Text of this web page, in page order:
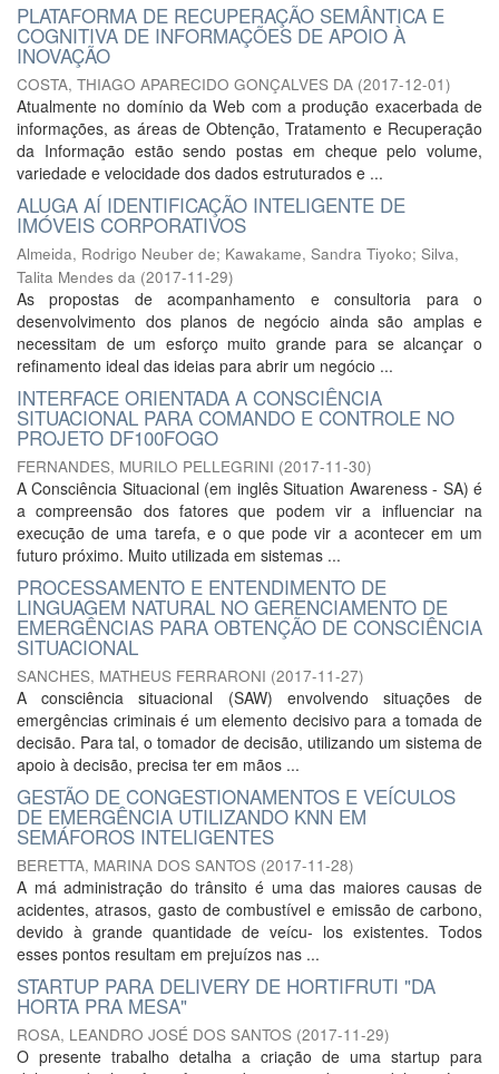
PLATAFORMA DE RECUPERAÇÃO SEMÂNTICA E
COGNITIVA DE INFORMAÇÕES DE APOIO À
INOVAÇÃO
COSTA, THIAGO APARECIDO GONÇALVES DA (2017-12-01)
Atualmente no domínio da Web com a produção exacerbada de
informações, as áreas de Obtenção, Tratamento e Recuperação
da Informação estão sendo postas em cheque pelo volume,
variedade e velocidade dos dados estruturados e ...
ALUGA AÍ IDENTIFICAÇÃO INTELIGENTE DE
IMÓVEIS CORPORATIVOS
Almeida, Rodrigo Neuber de; Kawakame, Sandra Tiyoko; Silva,
Talita Mendes da (2017-11-29)
As propostas de acompanhamento e consultoria para o
desenvolvimento dos planos de negócio ainda são amplas e
necessitam de um esforço muito grande para se alcançar o
refinamento ideal das ideias para abrir um negócio ...
INTERFACE ORIENTADA A CONSCIÊNCIA
SITUACIONAL PARA COMANDO E CONTROLE NO
PROJETO DF100FOGO
FERNANDES, MURILO PELLEGRINI (2017-11-30)
A Consciência Situacional (em inglês Situation Awareness - SA) é
a compreensão dos fatores que podem vir a influenciar na
execução de uma tarefa, e o que pode vir a acontecer em um
futuro próximo. Muito utilizada em sistemas ...
PROCESSAMENTO E ENTENDIMENTO DE
LINGUAGEM NATURAL NO GERENCIAMENTO DE
EMERGÊNCIAS PARA OBTENÇÃO DE CONSCIÊNCIA
SITUACIONAL
SANCHES, MATHEUS FERRARONI (2017-11-27)
A consciência situacional (SAW) envolvendo situações de
emergências criminais é um elemento decisivo para a tomada de
decisão. Para tal, o tomador de decisão, utilizando um sistema de
apoio à decisão, precisa ter em mãos ...
GESTÃO DE CONGESTIONAMENTOS E VEÍCULOS
DE EMERGÊNCIA UTILIZANDO KNN EM
SEMÁFOROS INTELIGENTES
BERETTA, MARINA DOS SANTOS (2017-11-28)
A má administração do trânsito é uma das maiores causas de
acidentes, atrasos, gasto de combustível e emissão de carbono,
devido à grande quantidade de veícu- los existentes. Todos
esses pontos resultam em prejuízos nas ...
STARTUP PARA DELIVERY DE HORTIFRUTI "DA
HORTA PRA MESA"
ROSA, LEANDRO JOSÉ DOS SANTOS (2017-11-29)
O presente trabalho detalha a criação de uma startup para